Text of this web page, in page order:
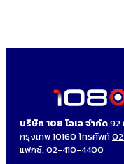
บริษัท 108 โอเอ จำกัด92
กรุงเทพ 10160 โทรศัพท์
แฟกซ์. 02-410-4400